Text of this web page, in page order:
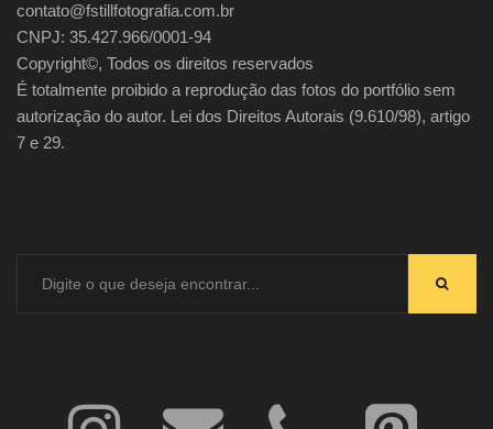
contato@fstillfotografia.com.br
CNPJ: 35.427.966/0001-94
Copyright©, Todos os direitos reservados
É totalmente proibido a reprodução das fotos do portfólio sem
autorização do autor. Lei dos Direitos Autorais (9.610/98), artigo
7 e 29.